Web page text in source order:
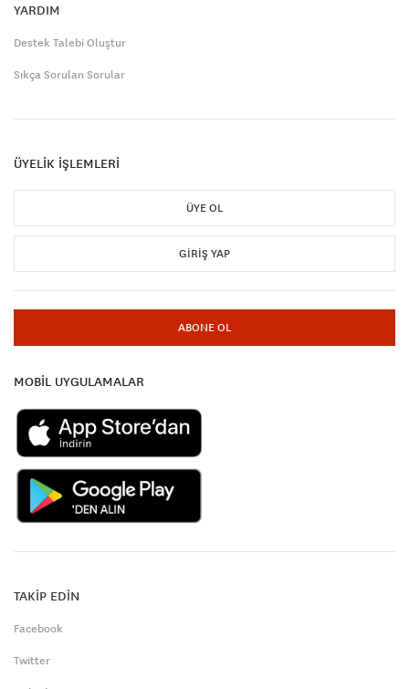
YARDIM
Destek Talebi Oluştur
Sıkça Sorulan Sorular
ÜYELİK İŞLEMLERİ
ÜYE OL
GIRIŞ YAP
ABONE OL
MOBİL UYGULAMALAR
TAKİP EDİN
Facebook
Twitter